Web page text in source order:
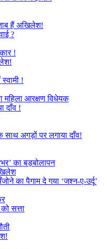
हैं अखिलेश!
?
!
!
महिला आरक्षण विधेयक
दाँव !
अगड़ों पर लगाया दाँव!
का बड़बोलापन
का पैगाम दे गया ‘जश्न-ए-उर्दू’
सत्ता